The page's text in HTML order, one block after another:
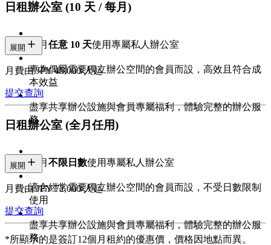
日租辦公室 (10 天 / 每月)
每月 任意 10 天使用專屬私人辦公室
專為偶爾需要獨立辦公空間的會員而設，高效且符合成
本效益
盡享共享辦公設施與會員專屬福利，體驗完整的辦公服
務
展開
月費由 JPY 45,000/人起
提交查詢
日租辦公室 (全月任用)
每月 不限日數使用專屬私人辦公室
適合經常需要獨立辦公空間的會員而設，不受日數限制
使用
盡享共享辦公設施與會員專屬福利，體驗完整的辦公服
務
展開
月費由 JPY 72,000/人起
提交查詢
*所顯示的是簽訂12個月租約的優惠價，價格因地點而異。